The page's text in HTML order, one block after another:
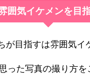
囲気イケメンを目
が目指すは雰囲気イ
った写真の撮り方を